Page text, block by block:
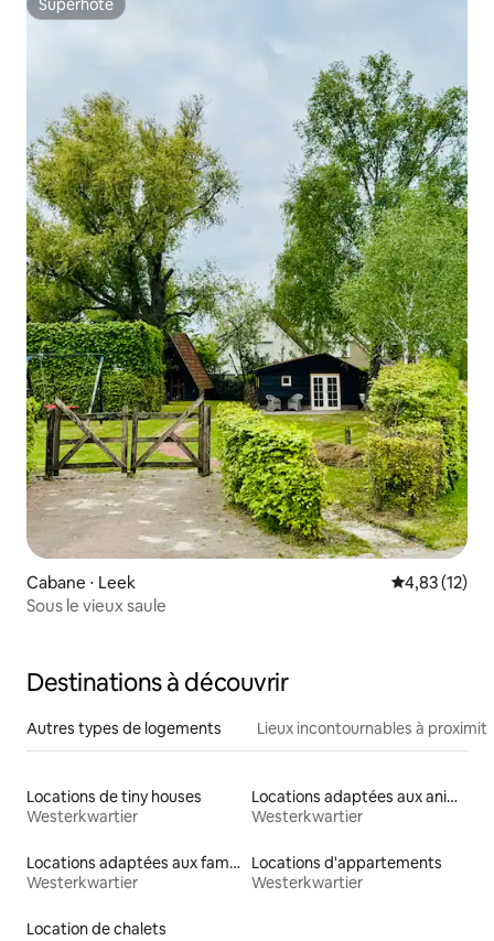
Superhôte
Cabane ⋅ Leek Évaluation
4,83 (12)
Sous le vieux saule
Destinations à découvrir
Autres types de logements Lieux incontournables à
Locations de tiny houses
Westerkwartier
Locations adaptées aux animaux
Westerkwartier
Locations adaptées aux familles
Westerkwartier
Locations d'appartements
Westerkwartier
Location de chalets